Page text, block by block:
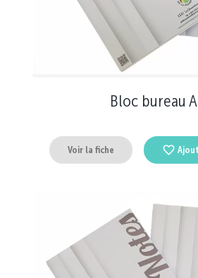
Bloc bureau
Voir la fiche